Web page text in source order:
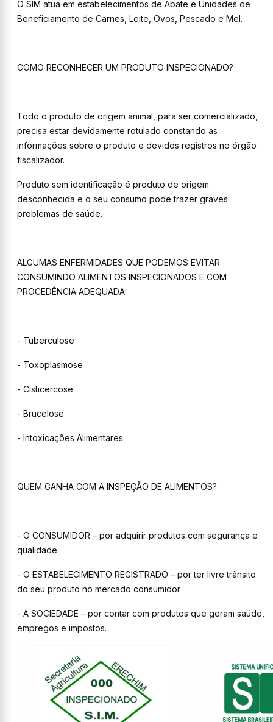
O SIM atua em estabelecimentos de Abate e Unidades de
Beneficiamento de Carnes, Leite, Ovos, Pescado e Mel.
COMO RECONHECER UM PRODUTO INSPECIONADO?
Todo o produto de origem animal, para ser comercializado,
precisa estar devidamente rotulado constando as
informações sobre o produto e devidos registros no órgão
fiscalizador.
Produto sem identificação é produto de origem
desconhecida e o seu consumo pode trazer graves
problemas de saúde.
ALGUMAS ENFERMIDADES QUE PODEMOS EVITAR
CONSUMINDO ALIMENTOS INSPECIONADOS E COM
PROCEDÊNCIA ADEQUADA:
- Tuberculose
- Toxoplasmose
- Cisticercose
- Brucelose
- Intoxicações Alimentares
QUEM GANHA COM A INSPEÇÃO DE ALIMENTOS?
- O CONSUMIDOR – por adquirir produtos com segurança e
qualidade
- O ESTABELECIMENTO REGISTRADO – por ter livre trânsito
do seu produto no mercado consumidor
- A SOCIEDADE – por contar com produtos que geram saúde,
empregos e impostos.